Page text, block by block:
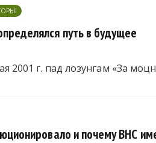
путь в будущее
2001 г. пад лозунгам «За
и почему ВНС